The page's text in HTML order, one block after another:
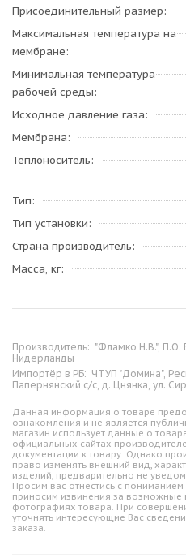
Присоединительный размер
Максимальная температура на
мембране
Минимальная температура
рабочей среды
Исходное давление газа
Мембрана
Теплоноситель
Тип
Тип установки
Страна производитель
Масса, кг
Производитель: "Фламко Н.В.", П.O.
Нидерланды
Импортёр в РБ: ЧТУП "Домина",
Папернянский с/с, д. Цнянка, ул.
Данная информация о товаре
ознакомления и не является
магазин использует данные о
официальных сайтах
документации к товару. Однако
право изменять внешний вид,
изделий, предварительно не
Просим вас отнестись с
приносим извинения за возможные
фотографиях товара. При
уточнять интересующие Вас
заказа.